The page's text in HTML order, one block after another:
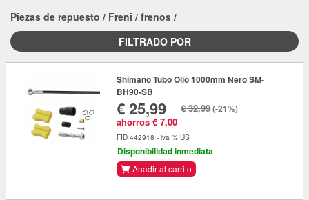
Piezas de repuesto / Freni / frenos /
FILTRADO POR
Shimano Tubo Olio 1000mm Nero SM-
BH90-SB
€ 25,99
ahorros € 7,00
€ 32,99(-21%)
FID 442918 - iva % US
Disponibilidad inmediata
Anadir al carrito